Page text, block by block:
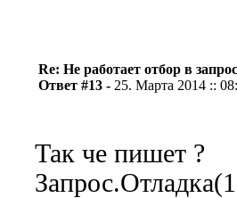
Re: Не работает отбор в
Ответ #13 - 25. Марта 2014 ::
Так че пишет ?